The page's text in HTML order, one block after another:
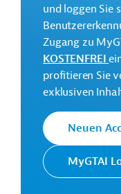
finden Sie auf der
und im
bereitsteht.
Gesamtkosten:
45 Millionen US-
Geberbeitrag:
45 Millionen US-
und loggen Sie
Zugang zu
KOSTENFREI
profitieren Sie
exklusiven
Neuen
MyGTAI